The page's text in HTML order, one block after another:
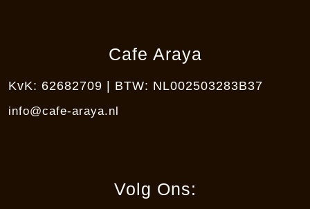
Cafe Araya
KvK: 62682709 | BTW: NL002503283B37
info@cafe-araya.nl
Volg Ons: